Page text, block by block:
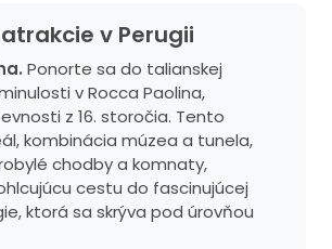
v Perugii
Ponorte sa do talianskej
v Rocca Paolina,
z 16. storočia. Tento
kombinácia múzea a tunela,
chodby a komnaty,
cestu do fascinujúcej
ktorá sa skrýva pod úrovňou